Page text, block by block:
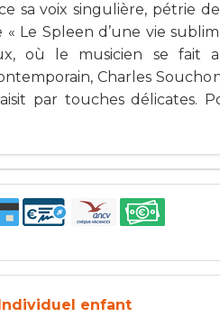
sa voix singulière, pétrie
Le Spleen d’une vie
où le musicien se fait
Charles
par touches délicates.
Individuel enfant